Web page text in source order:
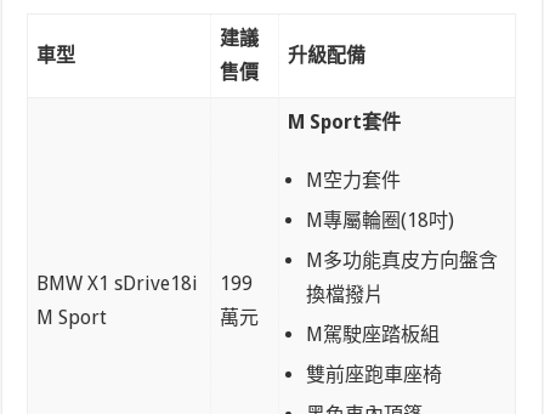
車型
建議
售價
升級配備
BMW X1 sDrive18i
M Sport
199
萬元
M Sport套件
M空力套件
M專屬輪圈(18吋)
M多功能真皮方向盤含
換檔撥片
M駕駛座踏板組
雙前座跑車座椅